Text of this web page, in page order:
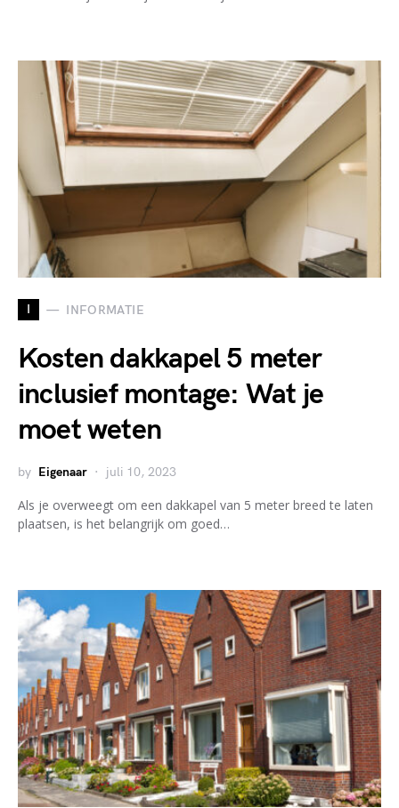
I INFORMATIE
Kosten dakkapel 5 meter
inclusief montage: Wat je
moet weten
by Eigenaar juli 10, 2023
Als je overweegt om een dakkapel van 5 meter breed te laten
plaatsen, is het belangrijk om goed…